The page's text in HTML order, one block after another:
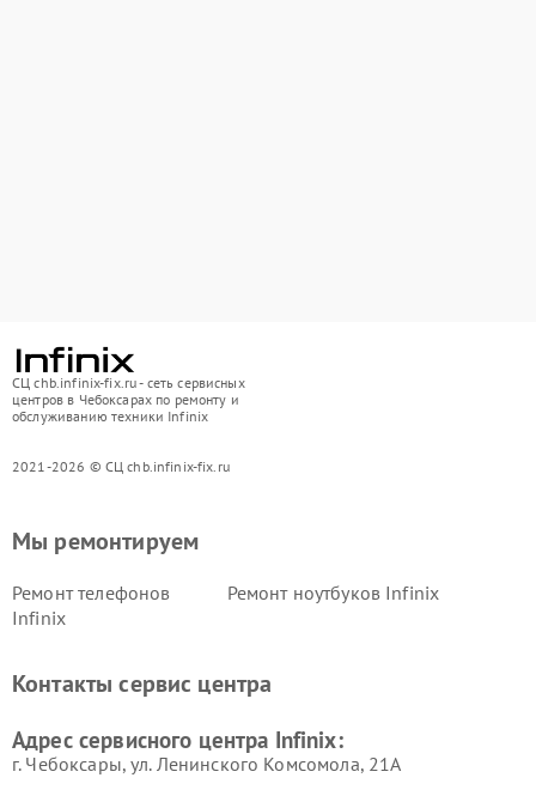
СЦ chb.infinix-fix.ru - сеть сервисных
центров в Чебоксарах по ремонту и
обслуживанию техники Infinix
2021-2026 © СЦ chb.infinix-fix.ru
Мы ремонтируем
Ремонт телефонов
Infinix
Ремонт ноутбуков Infinix
Контакты сервис центра
Адрес сервисного центра Infinix:
г. Чебоксары, ул. Ленинского Комсомола, 21А